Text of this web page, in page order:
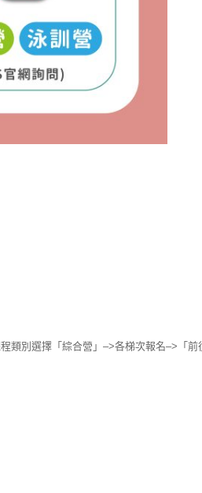
類別選擇「綜合營」–>各梯次報名–>「